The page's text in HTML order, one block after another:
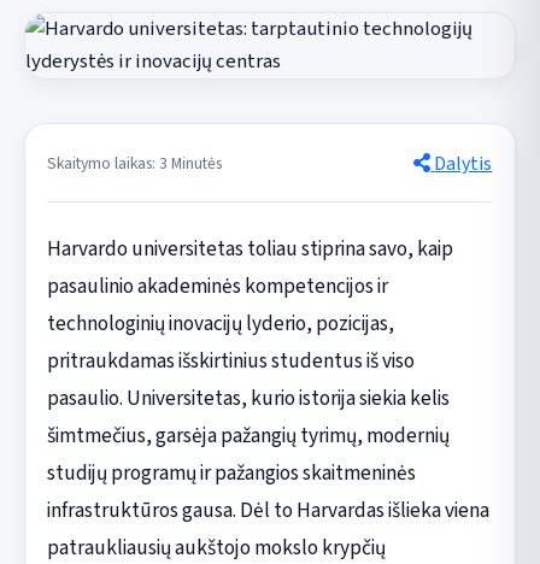
Skaitymo laikas: 3 Minutės Dalytis
Harvardo universitetas toliau stiprina savo, kaip
pasaulinio akademinės kompetencijos ir
technologinių inovacijų lyderio, pozicijas,
pritraukdamas išskirtinius studentus iš viso
pasaulio. Universitetas, kurio istorija siekia kelis
šimtmečius, garsėja pažangių tyrimų, modernių
studijų programų ir pažangios skaitmeninės
infrastruktūros gausa. Dėl to Harvardas išlieka viena
patraukliausių aukštojo mokslo krypčių